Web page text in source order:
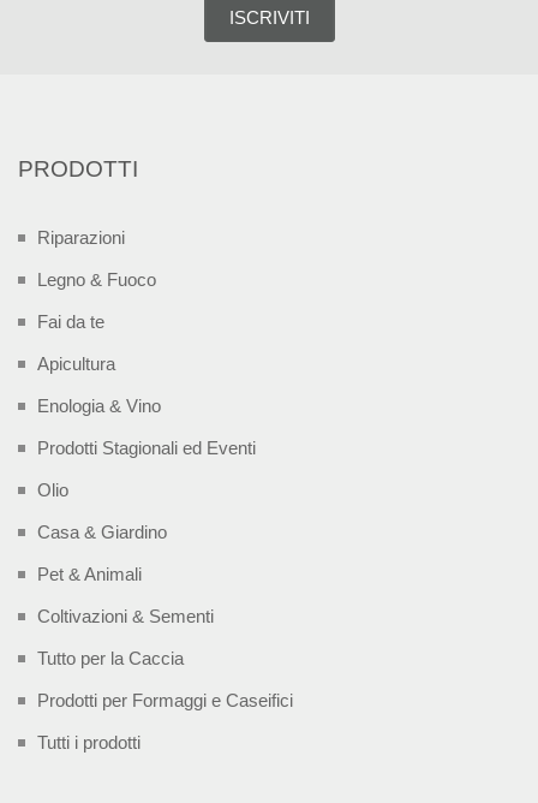
PRODOTTI
Riparazioni
Legno & Fuoco
Fai da te
Apicultura
Enologia & Vino
Prodotti Stagionali ed Eventi
Olio
Casa & Giardino
Pet & Animali
Coltivazioni & Sementi
Tutto per la Caccia
Prodotti per Formaggi e Caseifici
Tutti i prodotti